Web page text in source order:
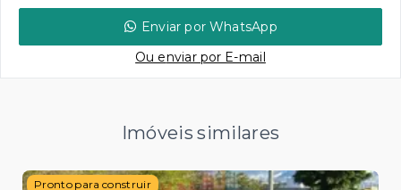
Enviar por WhatsApp
Ou enviar por E-mail
Imóveis similares
Pronto para construir